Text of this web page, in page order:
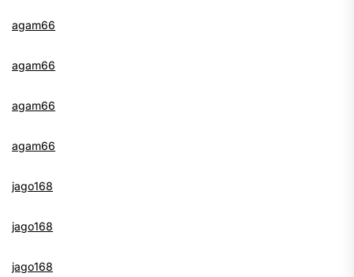
agam66
agam66
agam66
agam66
jago168
jago168
jago168